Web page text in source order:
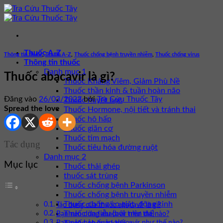
Bỏ
qua
dung
Thuốc A-Z
Thông tin thuốc
Danh mục 1
Thuốc Kháng Viêm, Giảm Phù Nề
Thuốc thần kinh & tuần hoàn não
Thuốc huyết học
Thuốc Hormone, nội tiết và tránh thai
Thuốc hô hấp
Thuốc giãn cơ
Thuốc tim mạch
Thuốc tiêu hóa đường ruột
Danh mục 2
Thuốc thải ghép
thuốc sát trùng
Thuốc chống bệnh Parkinson
Thuốc chống bệnh truyền nhiễm
Thuốc chống co giật, động kinh
Thuốc da liễu (bôi trên da)
Thông tin thuốc,Thuốc A-Z Thuốc chống bệnh truyền nhiễm Thuốc chống virus
Thuốc abacavir là gì?
Đăng vào 26/03/2022 bởiTra Cứu Thuốc Tây
Spread the love
Tác dụng
Mục lục
Tác dụng của thuốc abacavir là gì?
Bạn nên dùng abacavir như thế nào?